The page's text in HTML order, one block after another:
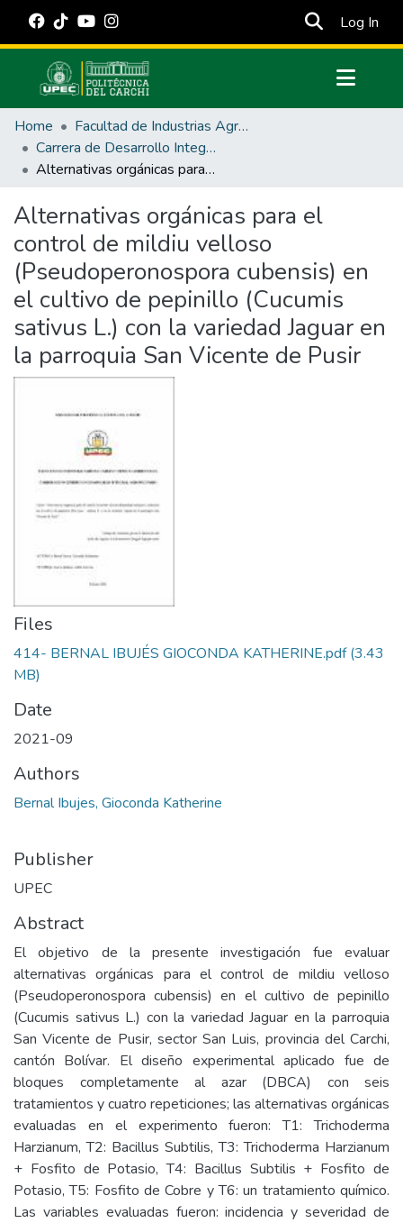
Log In
Communities & Collections
All of DSpace
Statistics
Estadísticas Externas
Manuales
Home
Facultad de Industrias Agropecuarias y Ciencias Ambientales
Carrera de Desarrollo Integral Agropecuario
Alternativas orgánicas para el control de mildiu velloso (Pseudoperonospora cubensis) en el cultivo de pepinillo (Cucumis sativus L.) con la variedad Jaguar en la parroquia San Vicente de Pusir
Alternativas orgánicas para el
control de mildiu velloso
(Pseudoperonospora cubensis) en
el cultivo de pepinillo (Cucumis
sativus L.) con la variedad Jaguar en
la parroquia San Vicente de Pusir
Files
414- BERNAL IBUJÉS GIOCONDA KATHERINE.pdf(3.43
MB)
Date
2021-09
Authors
Bernal Ibujes, Gioconda Katherine
Publisher
UPEC
Abstract
El objetivo de la presente investigación fue evaluar
alternativas orgánicas para el control de mildiu velloso
(Pseudoperonospora cubensis) en el cultivo de pepinillo
(Cucumis sativus L.) con la variedad Jaguar en la parroquia
San Vicente de Pusir, sector San Luis, provincia del Carchi,
cantón Bolívar. El diseño experimental aplicado fue de
bloques completamente al azar (DBCA) con seis
tratamientos y cuatro repeticiones; las alternativas orgánicas
evaluadas en el experimento fueron: T1: Trichoderma
Harzianum, T2: Bacillus Subtilis, T3: Trichoderma Harzianum
+ Fosfito de Potasio, T4: Bacillus Subtilis + Fosfito de
Potasio, T5: Fosfito de Cobre y T6: un tratamiento químico.
Las variables evaluadas fueron: incidencia y severidad de